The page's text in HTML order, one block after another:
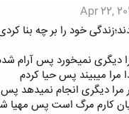
Apr 22,
خود را بر چه بنا